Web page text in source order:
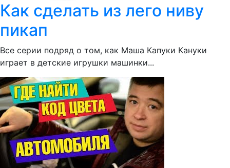
Как сделать из лего ниву
пикап
Все серии подряд о том, как Маша Капуки Кануки
играет в детские игрушки машинки...